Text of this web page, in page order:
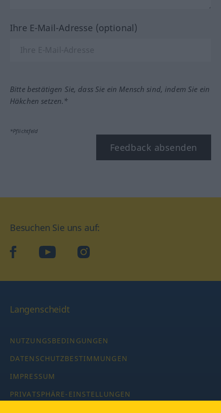
Ihre E-Mail-Adresse (optional)
Bitte bestätigen Sie, dass Sie ein Mensch sind, indem Sie ein
Häkchen setzen.*
*Pflichtfeld
Feedback absenden
Besuchen Sie uns auf:
facebookYouTube Instagram
Langenscheidt
NUTZUNGSBEDINGUNGEN
DATENSCHUTZBESTIMMUNGEN
IMPRESSUM
PRIVATSPHÄRE-EINSTELLUNGEN